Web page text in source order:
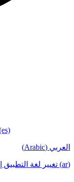
العربي (Arabic)
(ar) تغيير لغة التطبيق إلى العربية